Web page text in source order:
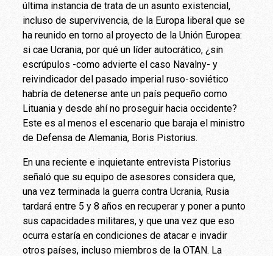
última instancia de trata de un asunto existencial,
incluso de supervivencia, de la Europa liberal que se
ha reunido en torno al proyecto de la Unión Europea:
si cae Ucrania, por qué un líder autocrático, ¿sin
escrúpulos -como advierte el caso Navalny- y
reivindicador del pasado imperial ruso-soviético
habría de detenerse ante un país pequeño como
Lituania y desde ahí no proseguir hacia occidente?
Este es al menos el escenario que baraja el ministro
de Defensa de Alemania, Boris Pistorius.
En una reciente e inquietante entrevista Pistorius
señaló que su equipo de asesores considera que,
una vez terminada la guerra contra Ucrania, Rusia
tardará entre 5 y 8 años en recuperar y poner a punto
sus capacidades militares, y que una vez que eso
ocurra estaría en condiciones de atacar e invadir
otros países, incluso miembros de la OTAN. La